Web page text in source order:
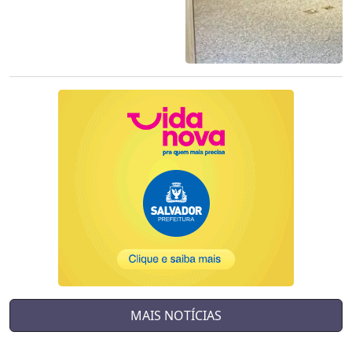
MAIS NOTÍCIAS